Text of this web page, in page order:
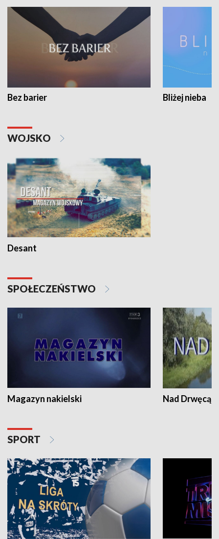
Bez barier Bliżej nieba
WOJSKO
Desant
SPOŁECZEŃSTWO
Magazyn nakielski Nad Drwęcą
SPORT